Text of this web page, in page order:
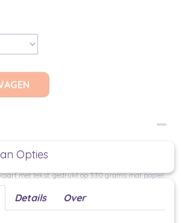
A6
met tekst. gedrukt op 330 grams mat papier.
versturen, maar ook zeker leuk om op te hangen
Opties
Details Over